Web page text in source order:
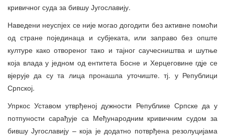
кривичног суда за бившу Југославију.
Наведени неуспјех се није могао догодити без активне помоћи
од стране појединаца и субјеката, или заправо без опште
културе како отвореног тако и тајног саучесништва и шутње
која влада у једном од ентитета Босне и Херцеговине гдје се
вјерује да су та лица пронашла уточиште. тј. у Републици
Српској.
Упркос Уставом утврђеној дужности Републике Српске да у
потпуности сарађује са Међународним кривичним судом за
бившу Југославију – која је додатно потврђена резолуцијама